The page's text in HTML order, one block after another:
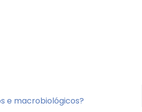
e macrobiológicos?